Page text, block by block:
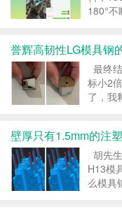
180°
誉辉高韧性LG模具钢
最终
标小2
了，我
多胶情
壁厚只有1.5mm的注
胡先
H13模
么模具